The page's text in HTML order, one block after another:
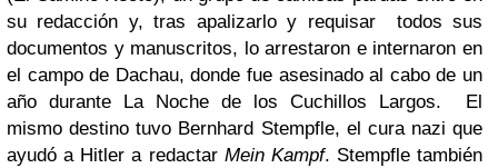
su redacción y, tras apalizarlo y requisar todos sus
documentos y manuscritos, lo arrestaron e internaron en
el campo de Dachau, donde fue asesinado al cabo de un
año durante La Noche de los Cuchillos Largos. El
mismo destino tuvo Bernhard Stempfle, el cura nazi que
ayudó a Hitler a redactar Mein Kampf. Stempfle también